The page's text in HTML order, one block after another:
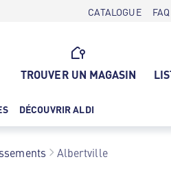
CATALOGUE FAQ
TROUVER UN MAGASIN
DÉCOUVRIR ALDI
Albertville